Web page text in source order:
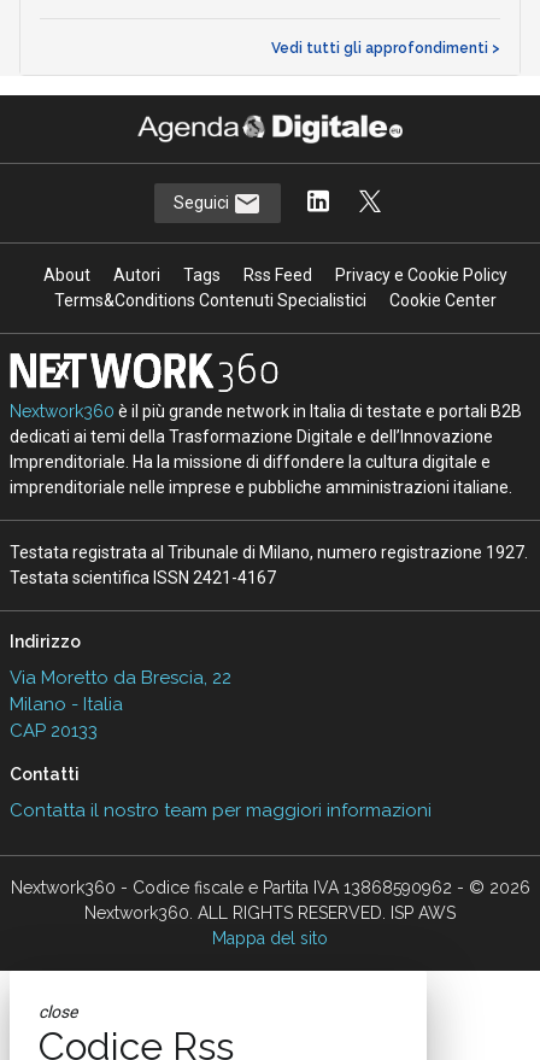
Vedi tutti gli approfondimenti >
Seguici
About Autori Tags Rss Feed
Privacy e Cookie Policy
Terms&Conditions Contenuti Specialistici
Cookie Center
Nextwork360 è il più grande network in Italia di testate e portali B2B
dedicati ai temi della Trasformazione Digitale e dell’Innovazione
Imprenditoriale. Ha la missione di diffondere la cultura digitale e
imprenditoriale nelle imprese e pubbliche amministrazioni italiane.
Testata registrata al Tribunale di Milano, numero registrazione 1927.
Testata scientifica ISSN 2421-4167
Indirizzo
Via Moretto da Brescia, 22
Milano - Italia
CAP 20133
Contatti
Contatta il nostro team per maggiori informazioni
Nextwork360 - Codice fiscale e Partita IVA 13868590962 - © 2026
Nextwork360. ALL RIGHTS RESERVED. ISP AWS
Mappa del sito
close
Codice Rss